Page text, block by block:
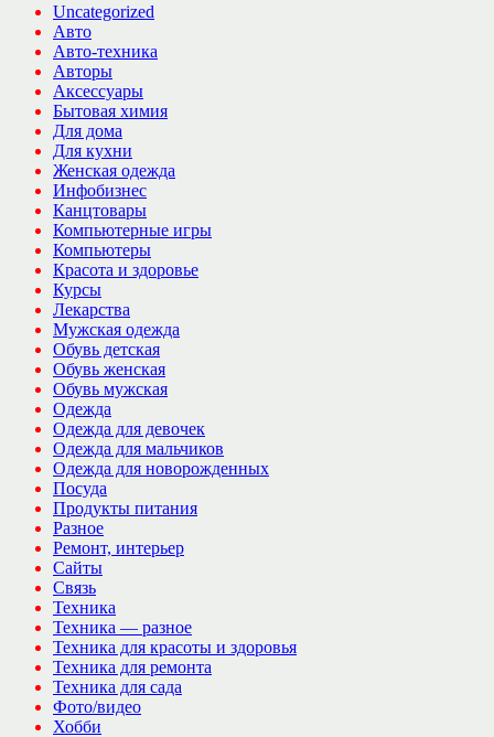
Uncategorized
Авто
Авто-техника
Авторы
Аксессуары
Бытовая химия
Для дома
Для кухни
Женская одежда
Инфобизнес
Канцтовары
Компьютерные игры
Компьютеры
Красота и здоровье
Курсы
Лекарства
Мужская одежда
Обувь детская
Обувь женская
Обувь мужская
Одежда
Одежда для девочек
Одежда для мальчиков
Одежда для новорожденных
Посуда
Продукты питания
Разное
Ремонт, интерьер
Сайты
Связь
Техника
Техника — разное
Техника для красоты и здоровья
Техника для ремонта
Техника для сада
Фото/видео
Хобби